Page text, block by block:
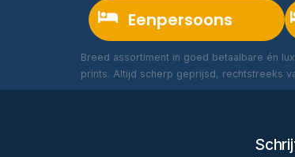
Eenpersoons
Breed assortiment in goed betaalbare én
prints. Altijd scherp geprijsd, rechtstreeks